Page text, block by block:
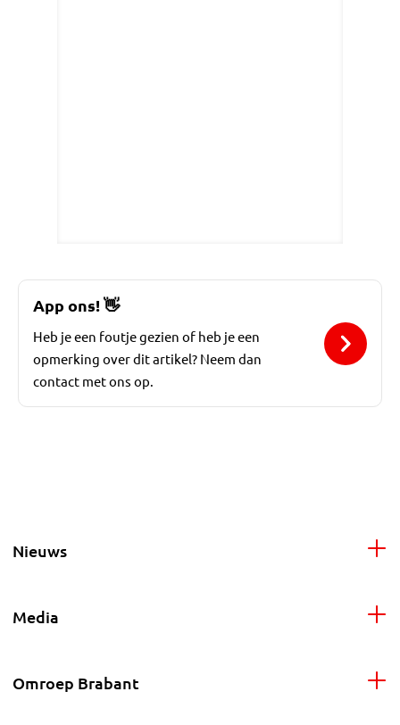
App ons!👋
Heb je een foutje gezien of heb je een
opmerking over dit artikel? Neem dan
contact met ons op.
Nieuws
Media
Omroep Brabant